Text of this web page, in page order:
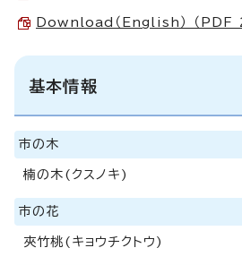
Download（English） （PDF
基本情報
市の木
楠の木(クスノキ)
市の花
夾竹桃(キョウチクトウ)